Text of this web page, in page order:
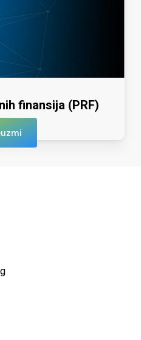
finansija (PRF)